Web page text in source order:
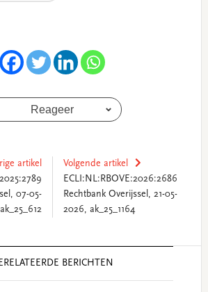
Reageer
artikel
07-05-
Volgende artikel
ECLI:NL:RBOVE:2026:2686
Rechtbank Overijssel, 21-05-
2026, ak_25_1164
BERICHTEN